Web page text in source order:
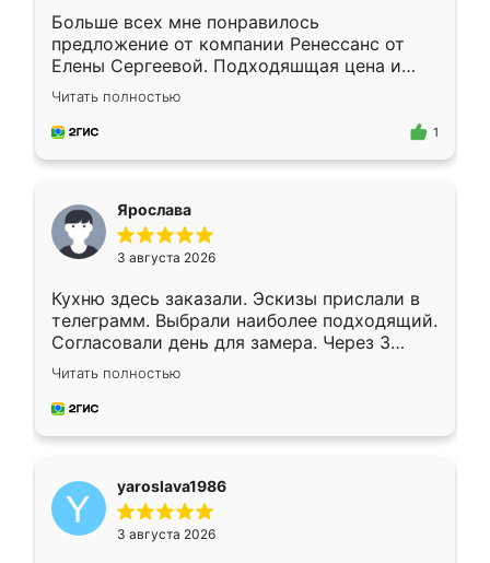
Больше всех мне понравилось
предложение от компании Ренессанс от
Елены Сергеевой. Подходяшщая цена и
короткие сроки изготовления. Приехавший
для замера сотрудник Владислав
предложил по моему эскизу самый
Читать полностью
1
Ярослава
3 августа 2026
Кухню здесь заказали. Эскизы прислали в
телеграмм. Выбрали наиболее подходящий.
Согласовали день для замера. Через 3
недели кухня была уже готова. Остались
довольны работой. Спасибо Ренессанс
мебель за качественную работу!
Читать полностью
yaroslava1986
3 августа 2026